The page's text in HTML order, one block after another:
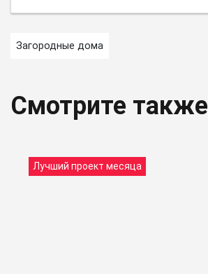
Загородные дома
Смотрите также
Лучший проект месяца